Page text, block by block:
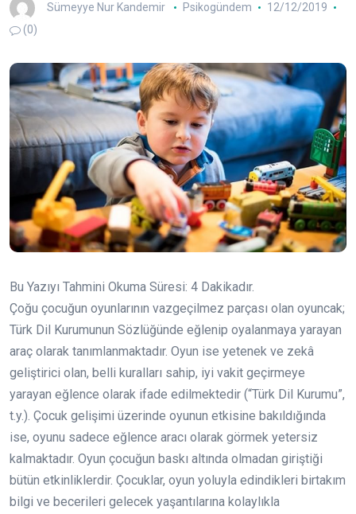
Sümeyye Nur Kandemir Psikogündem
12/12/2019
(0)
Bu Yazıyı Tahmini Okuma Süresi: 4 Dakikadır.
Çoğu çocuğun oyunlarının vazgeçilmez parçası olan oyuncak;
Türk Dil Kurumunun Sözlüğünde eğlenip oyalanmaya yarayan
araç olarak tanımlanmaktadır. Oyun ise yetenek ve zekâ
geliştirici olan, belli kuralları sahip, iyi vakit geçirmeye
yarayan eğlence olarak ifade edilmektedir (“Türk Dil Kurumu”,
t.y.). Çocuk gelişimi üzerinde oyunun etkisine bakıldığında
ise, oyunu sadece eğlence aracı olarak görmek yetersiz
kalmaktadır. Oyun çocuğun baskı altında olmadan giriştiği
bütün etkinliklerdir. Çocuklar, oyun yoluyla edindikleri birtakım
bilgi ve becerileri gelecek yaşantılarına kolaylıkla